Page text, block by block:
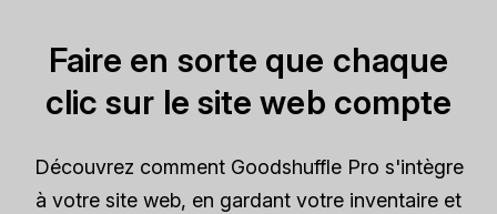
Faire en sorte que chaque
clic sur le site web compte
Découvrez comment Goodshuffle Pro s'intègre
à votre site web, en gardant votre inventaire et